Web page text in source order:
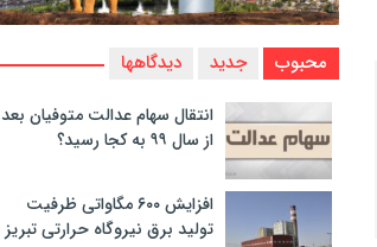
محبوب جدید دیدگاهها
انتقال سهام عدالت متوفیان بعد
از سال ۹۹ به کجا رسید؟
افزایش ۶۰۰ مگاواتی ظرفیت
تولید برق نیروگاه حرارتی تبریز